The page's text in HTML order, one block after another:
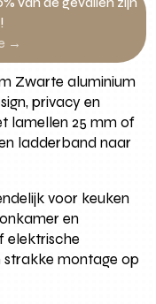
→
Zwarte aluminium
privacy en
lamellen 25 mm of
ladderband naar
voor keuken
en
elektrische
strakke montage op